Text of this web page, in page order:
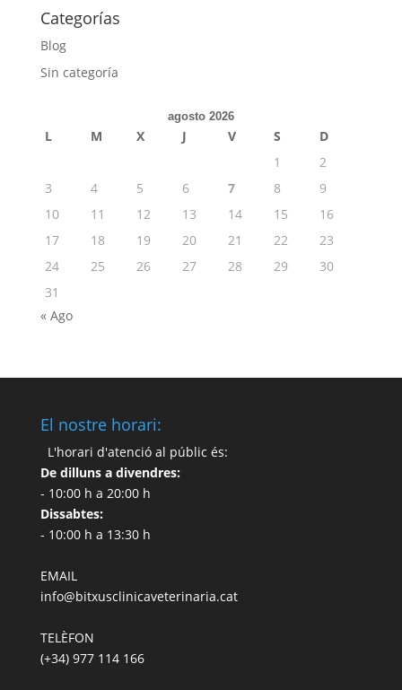
Categorías
Blog
Sin categoría
agosto 2026
L M X J V S
D
1
2
3
4 5 6 7 8
9
10
11 12 13 14 15
16
17
18 19 20 21 22
23
24
25 26 27 28 29
30
31
« Ago
El nostre horari:
L'horari d'atenció al públic és:
De dilluns a divendres:
- 10:00 h a 20:00 h
Dissabtes:
- 10:00 h a 13:30 h
EMAIL
info@bitxusclinicaveterinaria.cat
TELÈFON
(+34) 977 114 166